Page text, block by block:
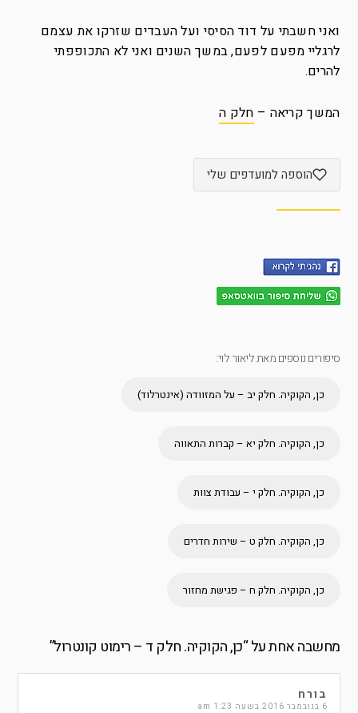
ואני חשבתי על דוד הסיסי ועל העבדים שזרקו את עצמם
לרגליי מפעם לפעם, במשך השנים ואני לא התכופפתי
להרים.
המשך קריאה – חלק ה
הוספה למועדפים שלי
סיפורים נוספים מאת ליאור לוי:
כן, הקוקיה. חלק יב – על המזוודה (אינטרלוד)
כן, הקוקיה. חלק יא – קברות התאווה
כן, הקוקיה. חלק י – עבודת צוות
כן, הקוקיה. חלק ט – שירות חדרים
כן, הקוקיה. חלק ח – פגישת מחזור
מחשבה אחת על “כן, הקוקיה. חלק ד – רימוט קונטרול”
בורח
6 בנובמבר 2016 בשעה 1:23 am